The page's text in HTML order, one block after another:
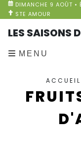
DIMANCHE 9 AOÛT •
STE AMOUR
LES SAISONS
MENU
ACCUEIL